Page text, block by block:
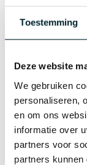
Toestemming
Deze website
We gebruiken
personaliseren,
en om ons
informatie over
partners voor
partners
VITIS
VITIS
Makkelijk
randen van de
Hulpmiddel.